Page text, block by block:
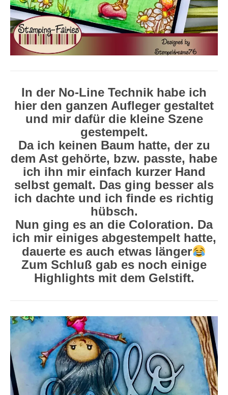
In der No-Line Technik habe ich
hier den ganzen Aufleger gestaltet
und mir dafür die kleine Szene
gestempelt.
Da ich keinen Baum hatte, der zu
dem Ast gehörte, bzw. passte, habe
ich ihn mir einfach kurzer Hand
selbst gemalt. Das ging besser als
ich dachte und ich finde es richtig
hübsch.
Nun ging es an die Coloration. Da
ich mir einiges abgestempelt hatte,
dauerte es auch etwas länger
Zum Schluß gab es noch einige
Highlights mit dem Gelstift.